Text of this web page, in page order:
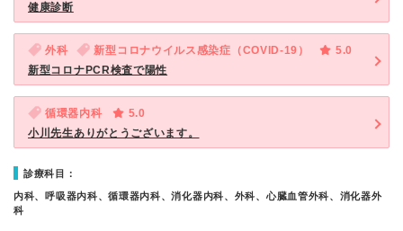
健康診断
外科 新型コロナウイルス感染症（COVID-19）
5.0
新型コロナPCR検査で陽性
循環器内科
5.0
小川先生ありがとうございます。
診療科目：
内科、呼吸器内科、循環器内科、消化器内科、外科、心臓血管外科、消化器外
科